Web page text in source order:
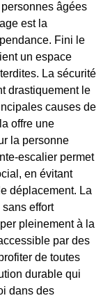
âgées
est la
Fini le
un espace
La sécurité
drastiquement le
causes de
offre une
la personne
escalier permet
en évitant
déplacement. La
effort
pleinement à la
par des
de toutes
durable qui
dans des